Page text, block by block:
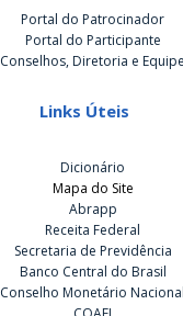
Portal do Patrocinador
Portal do Participante
Conselhos, Diretoria e Equipe
Links Úteis
Dicionário
Mapa do Site
Abrapp
Receita Federal
Secretaria de Previdência
Banco Central do Brasil
Conselho Monetário Nacional